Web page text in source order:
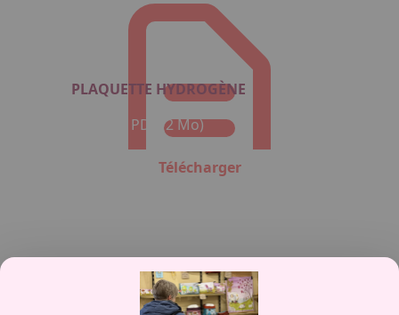
PLAQUETTE HYDROGÈNE
Format : PDF (2 Mo)
Télécharger